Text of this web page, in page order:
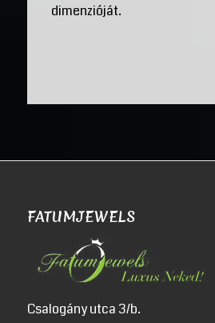
dimenzióját.
FATUMJEWELS
Csalogány utca 3/b.